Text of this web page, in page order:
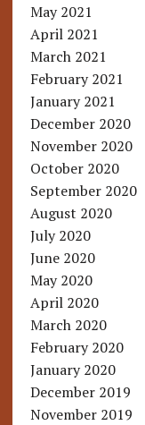
May 2021
April 2021
March 2021
February 2021
January 2021
December 2020
November 2020
October 2020
September 2020
August 2020
July 2020
June 2020
May 2020
April 2020
March 2020
February 2020
January 2020
December 2019
November 2019